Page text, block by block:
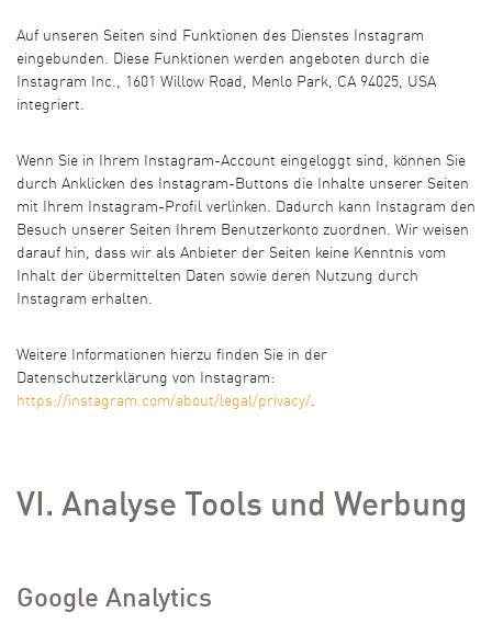
Auf unseren Seiten sind Funktionen des Dienstes Instagram
eingebunden. Diese Funktionen werden angeboten durch die
Instagram Inc., 1601 Willow Road, Menlo Park, CA 94025, USA
integriert.
Wenn Sie in Ihrem Instagram-Account eingeloggt sind, können Sie
durch Anklicken des Instagram-Buttons die Inhalte unserer Seiten
mit Ihrem Instagram-Profil verlinken. Dadurch kann Instagram den
Besuch unserer Seiten Ihrem Benutzerkonto zuordnen. Wir weisen
darauf hin, dass wir als Anbieter der Seiten keine Kenntnis vom
Inhalt der übermittelten Daten sowie deren Nutzung durch
Instagram erhalten.
Weitere Informationen hierzu finden Sie in der
Datenschutzerklärung von Instagram:
https://instagram.com/about/legal/privacy/.
VI. Analyse Tools und Werbung
Google Analytics